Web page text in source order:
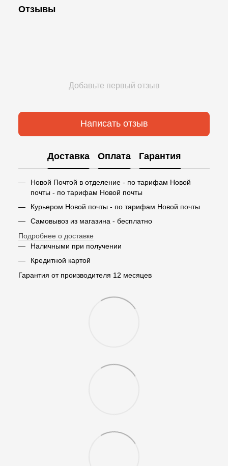
Отзывы
Добавьте первый отзыв
Написать отзыв
Доставка Оплата Гарантия
Новой Почтой в отделение - по тарифам Новой
почты - по тарифам Новой почты
Курьером Новой почты - по тарифам Новой почты
Самовывоз из магазина - бесплатно
Подробнее о доставке
Наличными при получении
Кредитной картой
Гарантия от производителя 12 месяцев